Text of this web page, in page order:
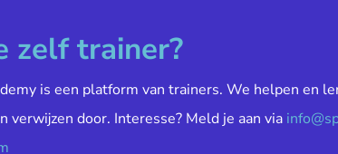
zelf trainer?
is een platform van trainers. We helpen en
verwijzen door. Interesse? Meld je aan via